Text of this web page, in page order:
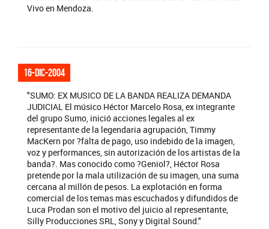
Vivo en Mendoza.
16-dic-2004
"SUMO: EX MUSICO DE LA BANDA REALIZA DEMANDA
JUDICIAL El músico Héctor Marcelo Rosa, ex integrante
del grupo Sumo, inició acciones legales al ex
representante de la legendaria agrupación, Timmy
MacKern por ?falta de pago, uso indebido de la imagen,
voz y performances, sin autorización de los artistas de la
banda?. Mas conocido como ?Geniol?, Héctor Rosa
pretende por la mala utilización de su imagen, una suma
cercana al millón de pesos. La explotación en forma
comercial de los temas mas escuchados y difundidos de
Luca Prodan son el motivo del juicio al representante,
Silly Producciones SRL, Sony y Digital Sound."